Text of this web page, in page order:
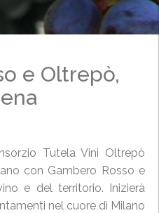
e Oltrepò,
Tutela Vini Oltrepò
con Gambero Rosso e
e del territorio. Inizierà
nel cuore di Milano